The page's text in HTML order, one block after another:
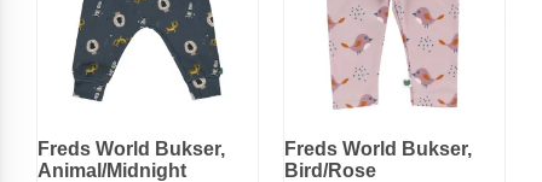
Freds World Bukser,
Animal/Midnight
Freds World Bukser,
Bird/Rose